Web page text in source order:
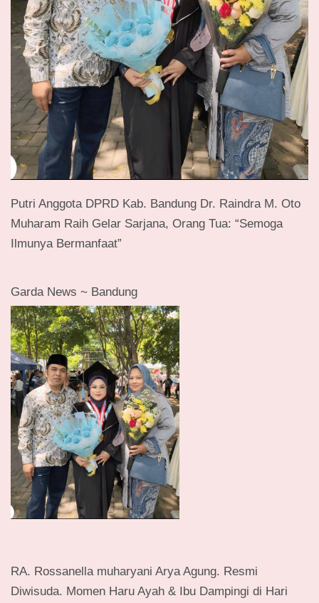
Putri Anggota DPRD Kab. Bandung Dr. Raindra M. Oto
Muharam Raih Gelar Sarjana, Orang Tua: “Semoga
Ilmunya Bermanfaat”
Garda News ~ Bandung
RA. Rossanella muharyani Arya Agung. Resmi
Diwisuda. Momen Haru Ayah & Ibu Dampingi di Hari